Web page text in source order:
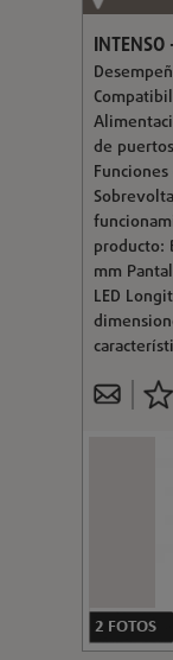
de
producto:
mm
LED
2 FOTOS